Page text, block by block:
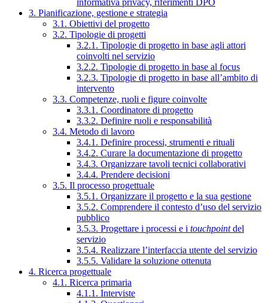
informativa privacy, riferimenti DPO
3. Pianificazione, gestione e strategia
3.1. Obiettivi del progetto
3.2. Tipologie di progetti
3.2.1. Tipologie di progetto in base agli attori
coinvolti nel servizio
3.2.2. Tipologie di progetto in base al focus
3.2.3. Tipologie di progetto in base all’ambito di
intervento
3.3. Competenze, ruoli e figure coinvolte
3.3.1. Coordinatore di progetto
3.3.2. Definire ruoli e responsabilità
3.4. Metodo di lavoro
3.4.1. Definire processi, strumenti e rituali
3.4.2. Curare la documentazione di progetto
3.4.3. Organizzare tavoli tecnici collaborativi
3.4.4. Prendere decisioni
3.5. Il processo progettuale
3.5.1. Organizzare il progetto e la sua gestione
3.5.2. Comprendere il contesto d’uso del servizio
pubblico
3.5.3. Progettare i processi e i touchpointdel
servizio
3.5.4. Realizzare l’interfaccia utente del servizio
3.5.5. Validare la soluzione ottenuta
4. Ricerca progettuale
4.1. Ricerca primaria
4.1.1. Interviste